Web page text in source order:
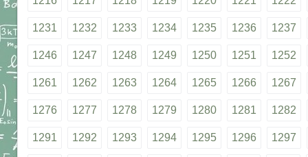
1231 1232 1233 1234 1235 1236 1237
1246 1247 1248 1249 1250 1251 1252
1261 1262 1263 1264 1265 1266 1267
1276 1277 1278 1279 1280 1281 1282
1291 1292 1293 1294 1295 1296 1297